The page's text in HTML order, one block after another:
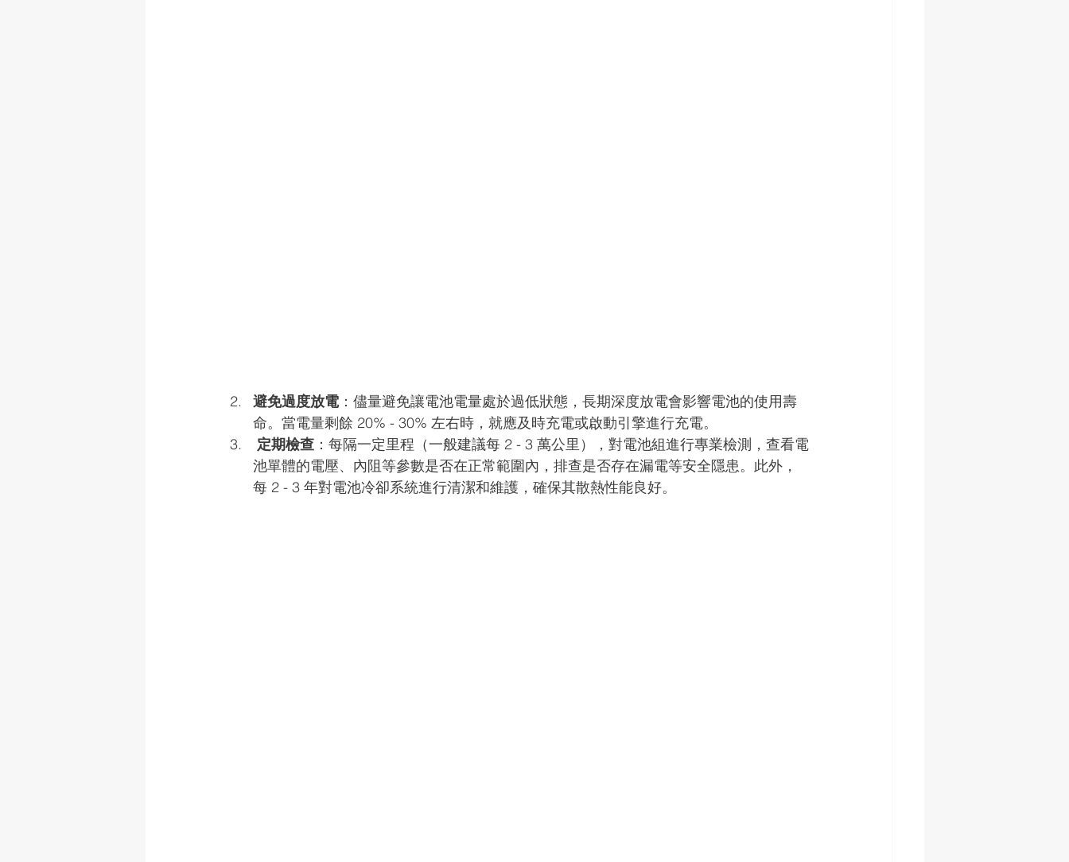
避免過度放電：儘量避免讓電池電量處於過低狀態，長期深度放電會影響電池的使用壽
命。當電量剩餘 20% - 30% 左右時，就應及時充電或啟動引擎進行充電。
定期檢查 ：每隔一定里程（一般建議每 2 - 3 萬公里），對電池組進行專業檢測，查看電
池單體的電壓、內阻等參數是否在正常範圍內，排查是否存在漏電等安全隱患。此外，
每 2 - 3 年對電池冷卻系統進行清潔和維護，確保其散熱性能良好。